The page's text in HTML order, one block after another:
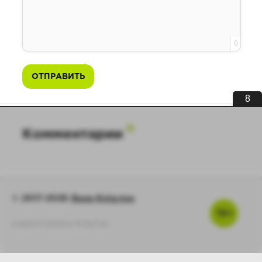
0
ОТПРАВИТЬ
Комментарии
Baza-Knig.top
8